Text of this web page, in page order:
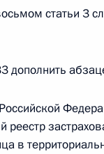
от
статьи 3
дополнить
реестр
в